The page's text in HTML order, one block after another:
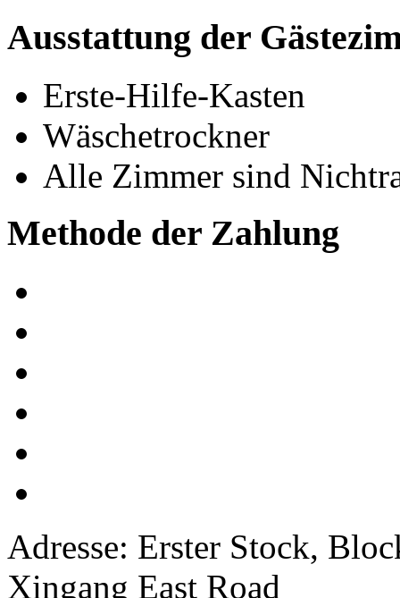
Ausstattung der
Erste-Hilfe-Kasten
Wäschetrockner
Alle Zimmer sind
Methode der Zahlung
Adresse: Erster Stock,
Xingang East Road